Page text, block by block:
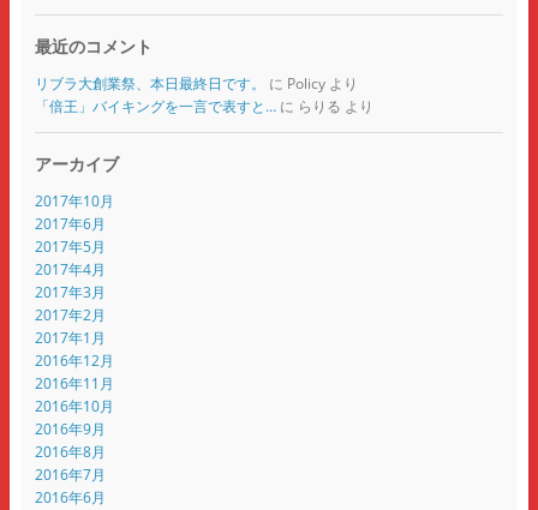
最近のコメント
リブラ大創業祭、本日最終日です。 に Policyより
「倍王」バイキングを一言で表すと…に らりる より
アーカイブ
2017年10月
2017年6月
2017年5月
2017年4月
2017年3月
2017年2月
2017年1月
2016年12月
2016年11月
2016年10月
2016年9月
2016年8月
2016年7月
2016年6月